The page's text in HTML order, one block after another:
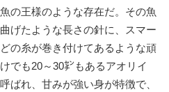
の王様のような存在だ。その魚
げたような長さの針に、スマー
の糸が巻き付けてあるような頑
でも20～30㌢もあるアオリイ
ばれ、甘みが強い身が特徴で、